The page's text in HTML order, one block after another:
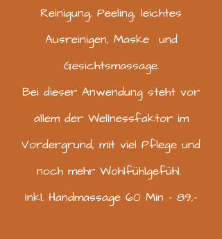
Reinigung, Peeling, leichtes
Ausreinigen, Maske und
Gesichtsmassage.
Bei dieser Anwendung steht vor
allem der Wellnessfaktor im
Vordergrund, mit viel Pflege und
noch mehr Wohlfühlgefühl.
Inkl. Handmassage 60 Min - 89,-